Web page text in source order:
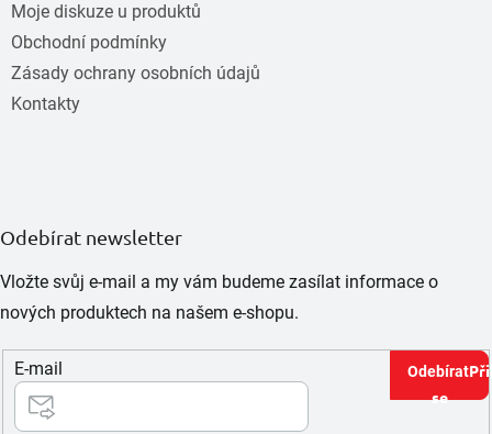
Moje diskuze u produktů
Obchodní podmínky
Zásady ochrany osobních údajů
Kontakty
Odebírat newsletter
Vložte svůj e-mail a my vám budeme zasílat informace o
nových produktech na našem e-shopu.
E-mail
se